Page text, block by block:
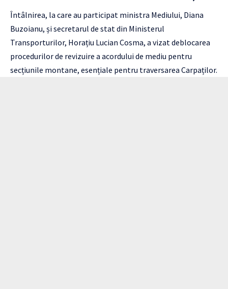
Întâlnirea, la care au participat ministra Mediului, Diana
Buzoianu, și secretarul de stat din Ministerul
Transporturilor, Horațiu Lucian Cosma, a vizat deblocarea
procedurilor de revizuire a acordului de mediu pentru
secțiunile montane, esențiale pentru traversarea Carpaților.